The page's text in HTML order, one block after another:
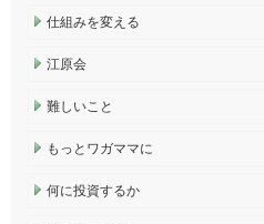
仕組みを変える
江原会
難しいこと
もっとワガママに
何に投資するか